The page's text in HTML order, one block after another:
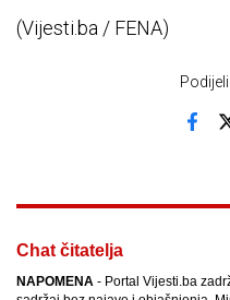
(Vijesti.ba / FENA)
Chat čitatelja
NAPOMENA - Portal Vijesti.ba